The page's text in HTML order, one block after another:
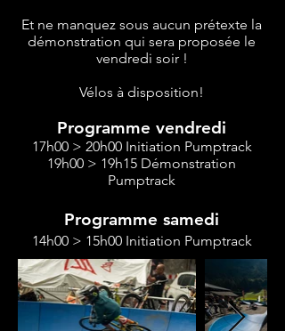
Et ne manquez sous aucun prétexte la
démonstration qui sera proposée le
vendredi soir !
Vélos à disposition!
Programme​ vendredi
17h00 > 20h00 Initiation Pumptrack
19h00 > 19h15 Démonstration
Pumptrack
Programme​ samedi
14h00 > 15h00 Initiation Pumptrack